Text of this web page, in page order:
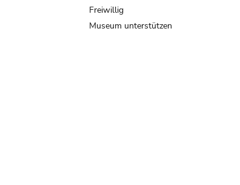
Freiwillig
Museum unterstützen